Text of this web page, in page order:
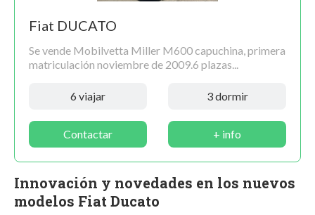
Fiat DUCATO
Se vende Mobilvetta Miller M600 capuchina, primera
matriculación noviembre de 2009.6 plazas...
6 viajar 3 dormir
Contactar + info
Innovación y novedades en los nuevos
modelos Fiat Ducato